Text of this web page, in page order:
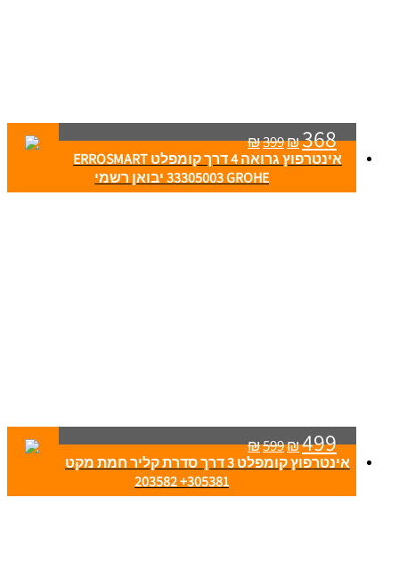
₪399₪368
אינטרפוץ גרואה 4 דרך קומפלט ERROSMART
33305003 GROHE יבואן רשמי
₪599₪499
אינטרפוץ קומפלט 3 דרך סדרת קליר חמת מקט
305381+ 203582